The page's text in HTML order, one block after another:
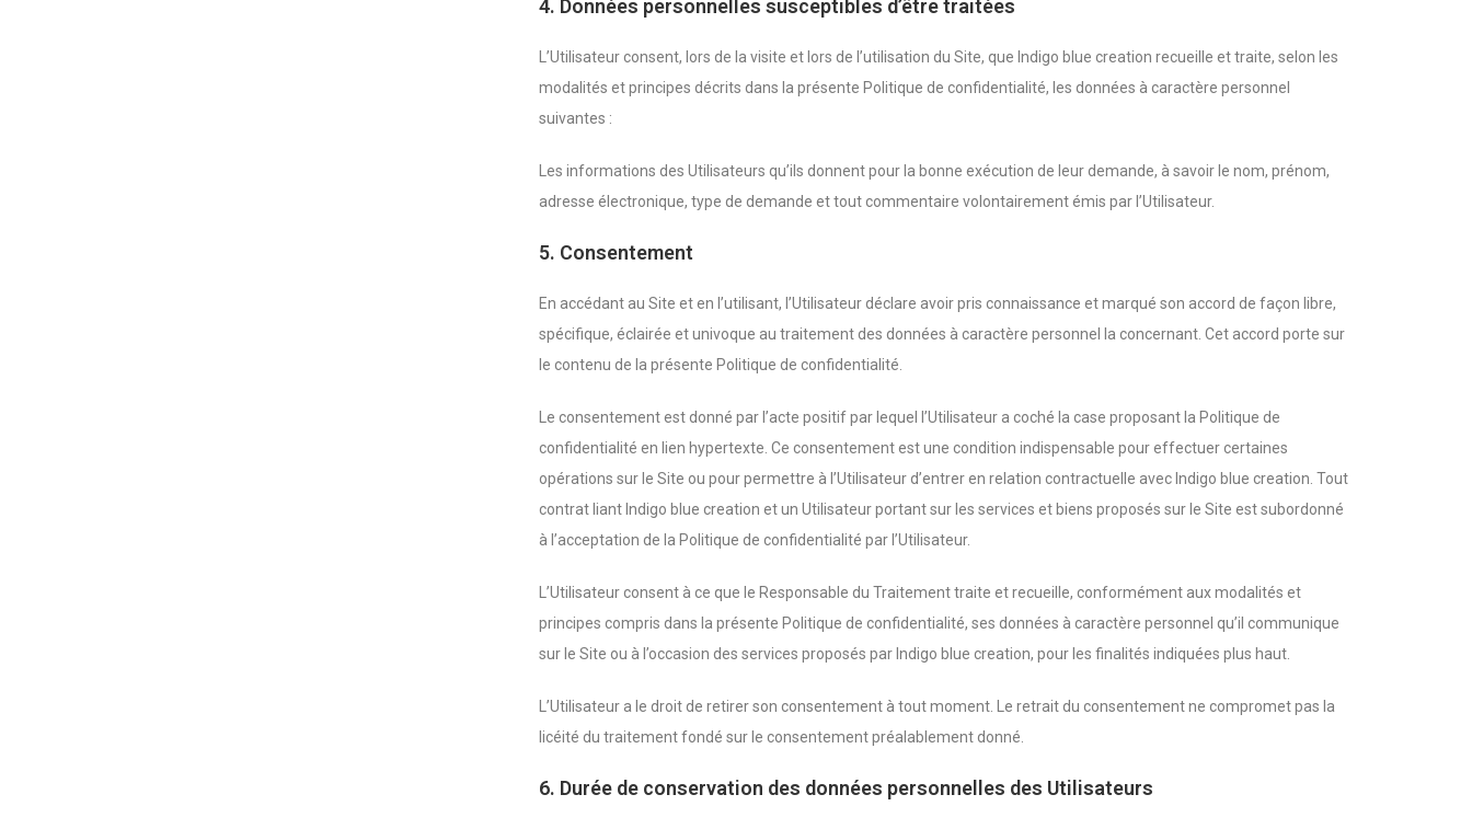
4. Données personnelles susceptibles d’être traitées
L’Utilisateur consent, lors de la visite et lors de l’utilisation du Site, que Indigo blue creation recueille et traite, selon les
modalités et principes décrits dans la présente Politique de confidentialité, les données à caractère personnel
suivantes :
Les informations des Utilisateurs qu’ils donnent pour la bonne exécution de leur demande, à savoir le nom, prénom,
adresse électronique, type de demande et tout commentaire volontairement émis par l’Utilisateur.
5. Consentement
En accédant au Site et en l’utilisant, l’Utilisateur déclare avoir pris connaissance et marqué son accord de façon libre,
spécifique, éclairée et univoque au traitement des données à caractère personnel la concernant. Cet accord porte sur
le contenu de la présente Politique de confidentialité.
Le consentement est donné par l’acte positif par lequel l’Utilisateur a coché la case proposant la Politique de
confidentialité en lien hypertexte. Ce consentement est une condition indispensable pour effectuer certaines
opérations sur le Site ou pour permettre à l’Utilisateur d’entrer en relation contractuelle avec Indigo blue creation. Tout
contrat liant Indigo blue creation et un Utilisateur portant sur les services et biens proposés sur le Site est subordonné
à l’acceptation de la Politique de confidentialité par l’Utilisateur.
L’Utilisateur consent à ce que le Responsable du Traitement traite et recueille, conformément aux modalités et
principes compris dans la présente Politique de confidentialité, ses données à caractère personnel qu’il communique
sur le Site ou à l’occasion des services proposés par Indigo blue creation, pour les finalités indiquées plus haut.
L’Utilisateur a le droit de retirer son consentement à tout moment. Le retrait du consentement ne compromet pas la
licéité du traitement fondé sur le consentement préalablement donné.
6. Durée de conservation des données personnelles des Utilisateurs